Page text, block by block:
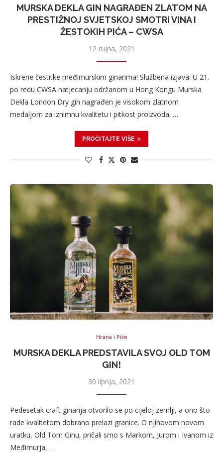
MURSKA DEKLA GIN NAGRAĐEN ZLATOM NA
PRESTIŽNOJ SVJETSKOJ SMOTRI VINA I
ŽESTOKIH PIĆA – CWSA
12 rujna, 2021
Iskrene čestitke međimurskim ginarima! Službena izjava: U 21.
po redu CWSA natjecanju održanom u Hong Kongu Murska
Dekla London Dry gin nagrađen je visokom zlatnom
medaljom za iznimnu kvalitetu i pitkost proizvoda. …
PROČITAJTE VIŠE
Hrana i Piće
MURSKA DEKLA PREDSTAVILA SVOJ OLD TOM
GIN!
30 lipnja, 2021
Pedesetak craft ginarija otvorilo se po cijeloj zemlji, a ono što
rade kvalitetom dobrano prelazi granice. O njihovom novom
uratku, Old Tom Ginu, pričali smo s Markom, Jurom i Ivanom iz
Međimurja, …